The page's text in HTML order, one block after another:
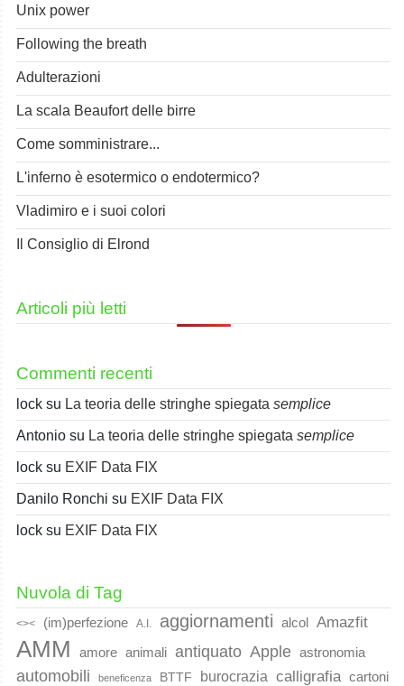
Unix power
Following the breath
Adulterazioni
La scala Beaufort delle birre
Come somministrare...
L'inferno è esotermico o endotermico?
Vladimiro e i suoi colori
Il Consiglio di Elrond
Articoli più letti
Commenti recenti
lock su La teoria delle stringhe spiegata semplice
Antonio su La teoria delle stringhe spiegata semplice
lock su EXIF Data FIX
Danilo Ronchi su EXIF Data FIX
lock su EXIF Data FIX
Nuvola di Tag
<>< (im)perfezione A.I. aggiornamenti alcol Amazfit
AMM amore animali antiquato Apple astronomia
automobili beneficenza BTTF burocrazia calligrafia cartoni